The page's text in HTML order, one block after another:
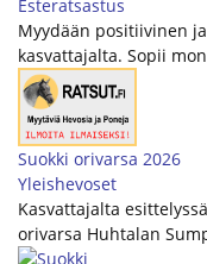
Esteratsastus
Myydään positiivinen
kasvattajalta. Sopii
Suokki orivarsa 2026
Yleishevoset
Kasvattajalta
orivarsa Huhtalan